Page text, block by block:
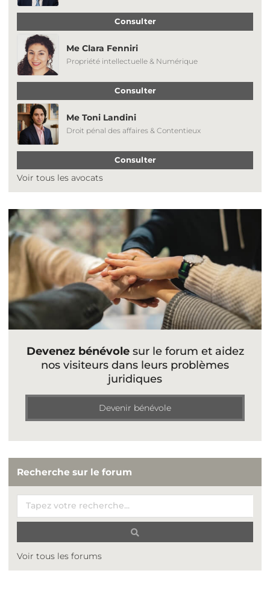
Consulter
Me Clara Fenniri
Propriété intellectuelle & Numérique
Consulter
Me Toni Landini
Droit pénal des affaires & Contentieux
Consulter
Voir tous les avocats
Devenez bénévolesur le forum et aidez
nos visiteurs dans leurs problèmes
juridiques
Devenir bénévole
Recherche sur le forum
Voir tous les forums